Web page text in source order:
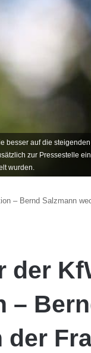
besser auf die
zur Pressestelle
wurden.
– Bernd Salzmann
der
–
der